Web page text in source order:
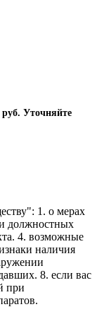
Уточняйте
1. о мерах
должностных
4. возможные
наличия
8. если вас
при